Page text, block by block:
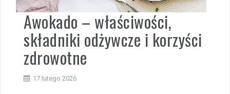
Awokado – właściwości,
składniki odżywcze i korzyści
zdrowotne
17 lutego 2026